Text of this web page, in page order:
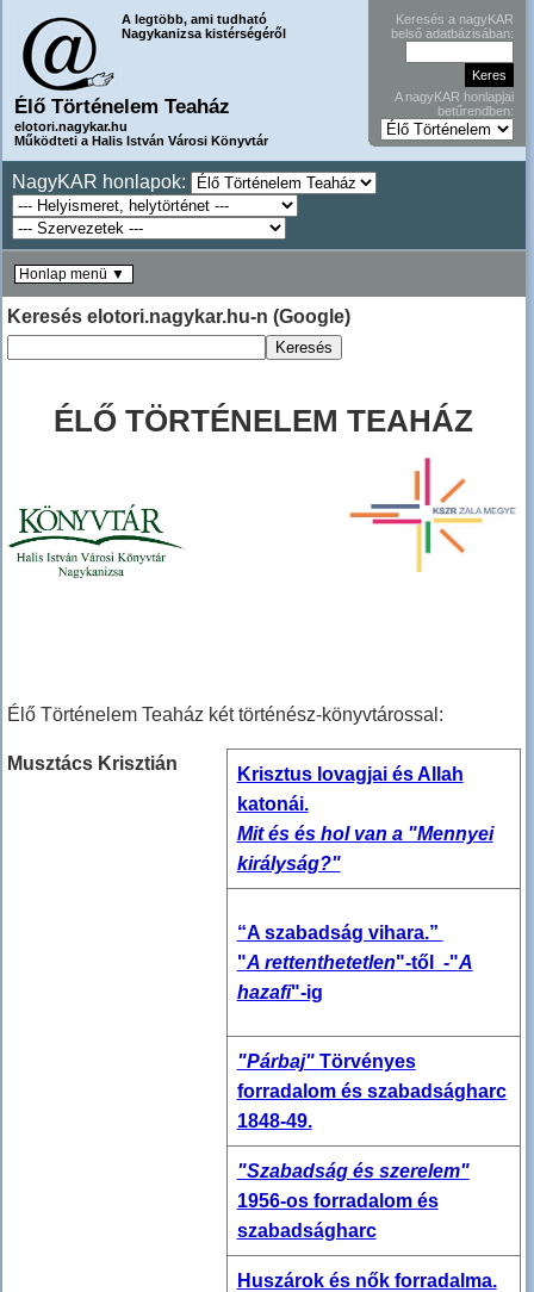
A legtöbb, ami tudható
Nagykanizsa kistérségéről
Élő Történelem Teaház
elotori.nagykar.hu
Működteti a Halis István Városi Könyvtár
Keresés a nagyKAR
belső adatbázisában:
A nagyKAR honlapjai
betűrendben:
NagyKAR honlapok:
Keresés elotori.nagykar.hu-n (Google)
ÉLŐ TÖRTÉNELEM TEAHÁZ
Élő Történelem Teaház két történész-könyvtárossal:
Krisztus lovagjai és Allah
katonái.
Mit és és hol van a "Mennyei
királyság?"
“A szabadság vihara.”
"A rettenthetetlen"-től -"A
hazafi"-ig
"Párbaj" Törvényes
forradalom és szabadságharc
1848-49.
"Szabadság és szerelem"
1956-os forradalom és
szabadságharc
Huszárok és nők forradalma.
Musztács Krisztián
Honlap menü ▼